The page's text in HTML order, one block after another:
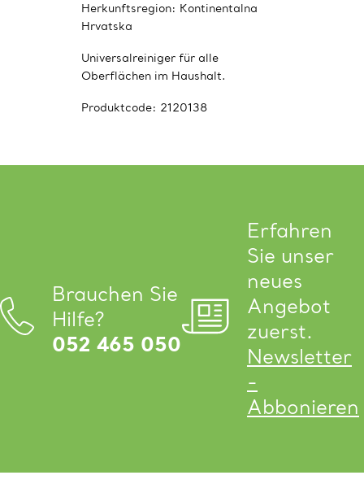
Herkunftsregion: Kontinentalna
Hrvatska
Universalreiniger für alle
Oberflächen im Haushalt.
Produktcode: 2120138
Brauchen Sie
Hilfe?
052 465 050
Erfahren
Sie unser
neues
Angebot
zuerst.
Newsletter
-
Abbonieren